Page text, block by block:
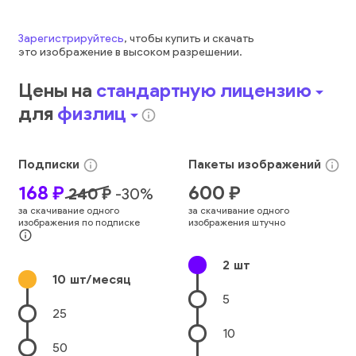
Зарегистрируйтесь, чтобы купить и скачать
это изображениев высоком разрешении.
Цены на стандартную лицензиюarrow_drop_down
для физлицarrow_drop_downinfo_outline
Подписки info_outline
168 ₽ 240₽ -30%
за скачивание одного
изображения по подписке
info_outline
10 шт/месяц
25
50
Пакеты изображений info_outline
600 ₽
за скачивание одного
изображения штучно
2 шт
5
10